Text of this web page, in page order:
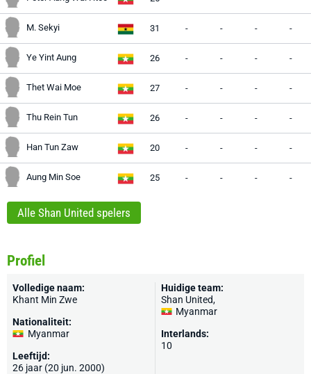
M. Sekyi 31 - - - -
Ye Yint Aung 26 - - - -
Thet Wai Moe 27 - - - -
Thu Rein Tun 26 - - - -
Han Tun Zaw 20 - - - -
Aung Min Soe 25 - - - -
Alle Shan United spelers
Profiel
Volledige naam:
Khant Min Zwe
Nationaliteit:
Myanmar
Leeftijd:
26 jaar (20 jun. 2000)
Huidige team:
Shan United,
Myanmar
Interlands:
10